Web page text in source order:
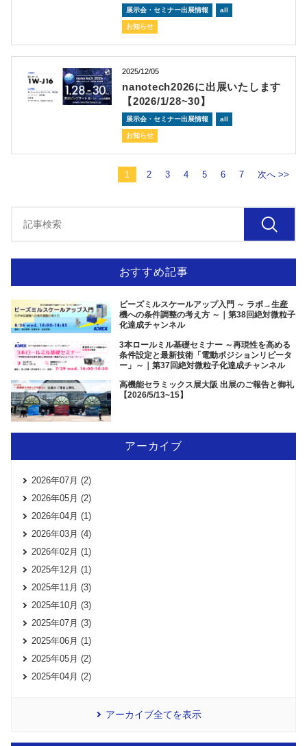
展示会・セミナー出展情報 all
お知らせ
2025/12/05
nanotech2026に出展いたします
【2026/1/28~30】
展示会・セミナー出展情報 all
お知らせ
1 2 3 4 5 6 7 次へ >>
おすすめ記事
ビーズミルスケールアップ入門 ～ ラボ→生産
機への条件調整の考え方 ～｜第38回絶対微粒子
化達成チャンネル
3本ロールミル基礎セミナー ～再現性を高める
条件設定と最新技術「電動ポジションリピータ
ー」～｜第37回絶対微粒子化達成チャンネル
高機能セラミックス展大阪 出展のご報告と御礼
【2026/5/13~15】
アーカイブ
2026年07月 (2)
2026年05月 (2)
2026年04月 (1)
2026年03月 (4)
2026年02月 (1)
2025年12月 (1)
2025年11月 (3)
2025年10月 (3)
2025年07月 (3)
2025年06月 (1)
2025年05月 (2)
2025年04月 (2)
アーカイブ全てを表示